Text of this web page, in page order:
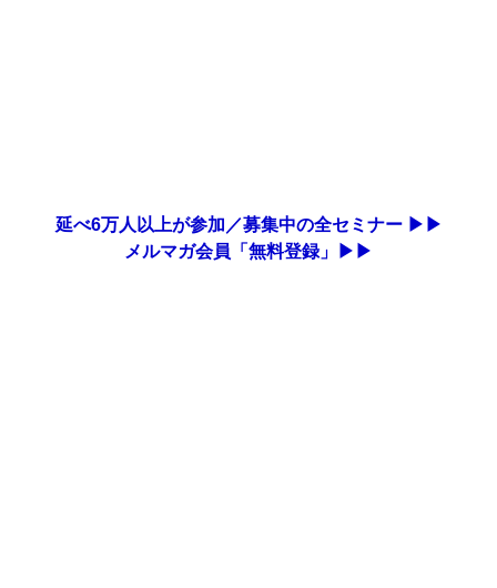
延べ6万人以上が参加／募集中の全セミナー ▶▶
メルマガ会員「無料登録」▶▶